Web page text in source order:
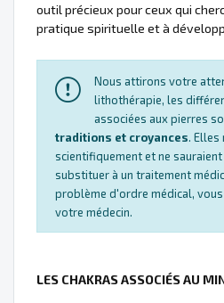
outil précieux pour ceux qui
pratique spirituelle et à
Nous attirons votre
lithothérapie, les
associées aux pierres
traditions et croyances. Elles
scientifiquement et ne sauraient
substituer à un traitement
problème d'ordre médical, vous
votre médecin.
LES CHAKRAS ASSOCIÉS AU